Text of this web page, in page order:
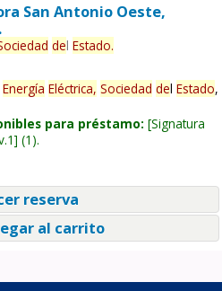
San Antonio Oeste,
del Estado.
Energía Eléctrica, Sociedad del Estado,
para préstamo: Signatura
(1).
reserva
al carrito